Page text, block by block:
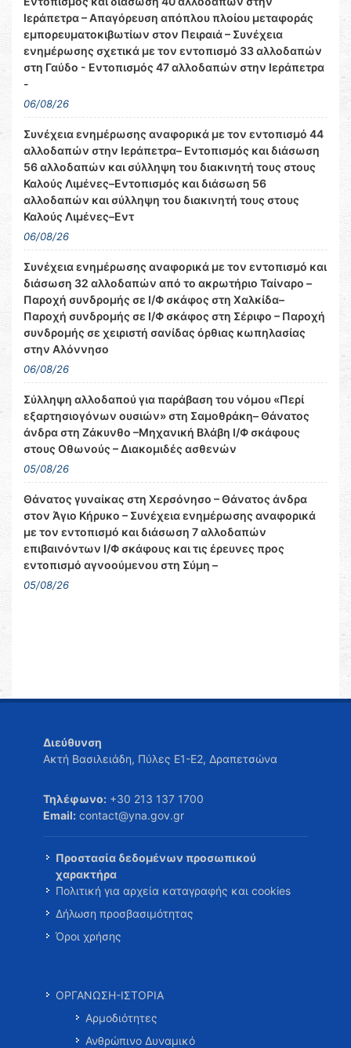
Ιεράπετρα – Απαγόρευση απόπλου πλοίου μεταφοράς
εμπορευματοκιβωτίων στον Πειραιά – Συνέχεια
ενημέρωσης σχετικά με τον εντοπισμό 33 αλλοδαπών
στη Γαύδο - Εντοπισμός 47 αλλοδαπών στην Ιεράπετρα
-
06/08/26
Συνέχεια ενημέρωσης αναφορικά με τον εντοπισμό 44
αλλοδαπών στην Ιεράπετρα– Εντοπισμός και διάσωση
56 αλλοδαπών και σύλληψη του διακινητή τους στους
Καλούς Λιμένες–Εντοπισμός και διάσωση 56
αλλοδαπών και σύλληψη του διακινητή τους στους
Καλούς Λιμένες–Εντ
06/08/26
Συνέχεια ενημέρωσης αναφορικά με τον εντοπισμό και
διάσωση 32 αλλοδαπών από το ακρωτήριο Ταίναρο –
Παροχή συνδρομής σε Ι/Φ σκάφος στη Χαλκίδα–
Παροχή συνδρομής σε Ι/Φ σκάφος στη Σέριφο – Παροχή
συνδρομής σε χειριστή σανίδας όρθιας κωπηλασίας
στην Αλόννησο
06/08/26
Σύλληψη αλλοδαπού για παράβαση του νόμου «Περί
εξαρτησιογόνων ουσιών» στη Σαμοθράκη– Θάνατος
άνδρα στη Ζάκυνθο –Μηχανική Βλάβη Ι/Φ σκάφους
στους Οθωνούς – Διακομιδές ασθενών
05/08/26
Θάνατος γυναίκας στη Χερσόνησο – Θάνατος άνδρα
στον Άγιο Κήρυκο – Συνέχεια ενημέρωσης αναφορικά
με τον εντοπισμό και διάσωση 7 αλλοδαπών
επιβαινόντων Ι/Φ σκάφους και τις έρευνες προς
εντοπισμό αγνοούμενου στη Σύμη –
05/08/26
Διεύθυνση
Ακτή Βασιλειάδη, Πύλες Ε1-Ε2, Δραπετσώνα
Τηλέφωνο: +30 213 137 1700
Email: contact@yna.gov.gr
Προστασία δεδομένων προσωπικού
χαρακτήρα
Πολιτική για αρχεία καταγραφής και cookies
Δήλωση προσβασιμότητας
Όροι χρήσης
ΟΡΓΑΝΩΣΗ-ΙΣΤΟΡΙΑ
Αρμοδιότητες
Ανθρώπινο Δυναμικό